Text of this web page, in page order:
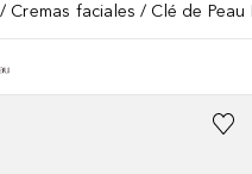
Cremas faciales Clé de